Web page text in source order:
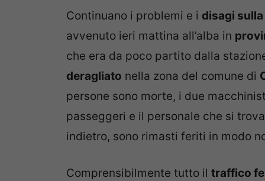
Continuano i problemi e i disagi
avvenuto ieri mattina all’alba in
che era da poco partito dalla
deragliato nella zona del comune di
persone sono morte, i due
passeggeri e il personale che si
indietro, sono rimasti feriti in modo
Comprensibilmente tutto il traffico